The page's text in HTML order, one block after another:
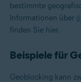
bestimmte
Informationen über
finden Sie hier.
Beispiele für
Geoblocking kann